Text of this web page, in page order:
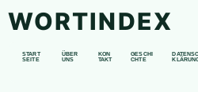
WORTINDEX
START
SEITE
ÜBER
UNS
KON
TAKT
GESCHI
CHTE